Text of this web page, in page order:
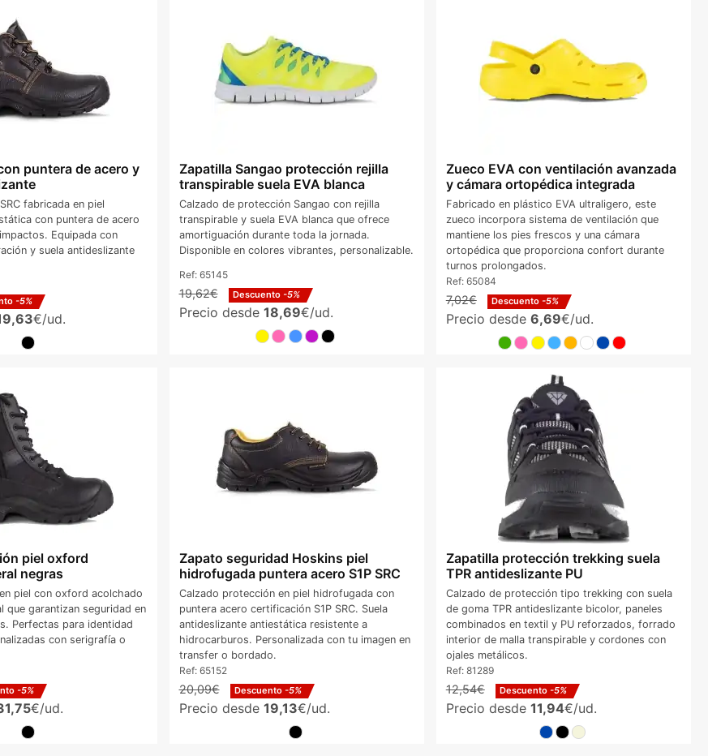
puntera de acero y
fabricada en piel
con puntera de acero
Equipada con
y suela antideslizante
-5%
€/ud.
Zapatilla Sangao protección rejilla
transpirable suela EVA blanca
Calzado de protección Sangao con rejilla
transpirable y suela EVA blanca que ofrece
amortiguación durante toda la jornada.
Disponible en colores vibrantes, personalizable.
Ref: 65145
19,62€ Descuento -5%
Precio desde 18,69€/ud.
Zueco EVA con ventilación avanzada
y cámara ortopédica integrada
Fabricado en plástico EVA ultraligero, este
zueco incorpora sistema de ventilación que
mantiene los pies frescos y una cámara
ortopédica que proporciona confort durante
turnos prolongados.
Ref: 65084
7,02€ Descuento -5%
Precio desde 6,69€/ud.
piel oxford
negras
piel con oxford acolchado
que garantizan seguridad en
Perfectas para identidad
con serigrafía o
-5%
€/ud.
Zapato seguridad Hoskins piel
hidrofugada puntera acero S1P SRC
Calzado protección en piel hidrofugada con
puntera acero certificación S1P SRC. Suela
antideslizante antiestática resistente a
hidrocarburos. Personalizada con tu imagen en
transfer o bordado.
Ref: 65152
20,09€ Descuento -5%
Precio desde 19,13€/ud.
Zapatilla protección trekking suela
TPR antideslizante PU
Calzado de protección tipo trekking con suela
de goma TPR antideslizante bicolor, paneles
combinados en textil y PU reforzados, forrado
interior de malla transpirable y cordones con
ojales metálicos.
Ref: 81289
12,54€ Descuento -5%
Precio desde 11,94€/ud.